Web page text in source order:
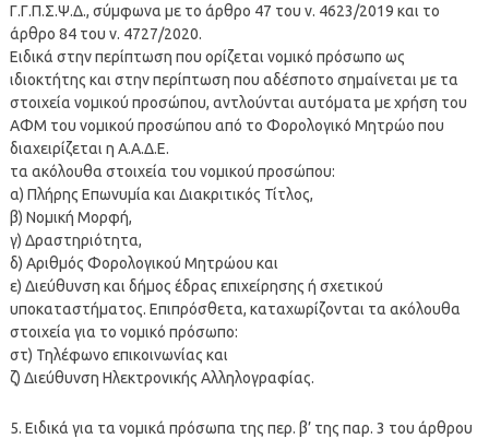
Γ.Γ.Π.Σ.Ψ.Δ., σύμφωνα με το άρθρο 47 του ν. 4623/2019 και το
άρθρο 84 του ν. 4727/2020.
Ειδικά στην περίπτωση που ορίζεται νομικό πρόσωπο ως
ιδιοκτήτης και στην περίπτωση που αδέσποτο σημαίνεται με τα
στοιχεία νομικού προσώπου, αντλούνται αυτόματα με χρήση του
ΑΦΜ του νομικού προσώπου από το Φορολογικό Μητρώο που
διαχειρίζεται η Α.Α.Δ.Ε.
τα ακόλουθα στοιχεία του νομικού προσώπου:
α) Πλήρης Επωνυμία και Διακριτικός Τίτλος,
β) Νομική Μορφή,
γ) Δραστηριότητα,
δ) Αριθμός Φορολογικού Μητρώου και
ε) Διεύθυνση και δήμος έδρας επιχείρησης ή σχετικού
υποκαταστήματος. Επιπρόσθετα, καταχωρίζονται τα ακόλουθα
στοιχεία για το νομικό πρόσωπο:
στ) Τηλέφωνο επικοινωνίας και
ζ) Διεύθυνση Ηλεκτρονικής Αλληλογραφίας.
5. Ειδικά για τα νομικά πρόσωπα της περ. β’ της παρ. 3 του άρθρου